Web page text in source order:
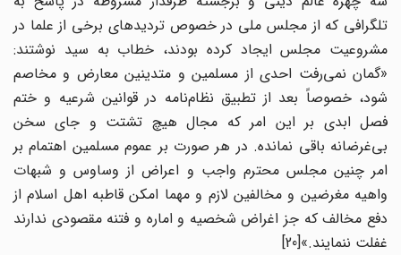
تلگرافی که از مجلس ملی در خصوص تردیدهای برخی از علما در
مشروعیت مجلس ایجاد کرده بودند، خطاب به سید نوشتند:
«گمان نمی‌رفت احدی از مسلمین و متدینین معارض و مخاصم
شود، خصوصاً بعد از تطبیق نظام‌نامه در قوانین شرعیه و ختم
فصل ابدی بر این امر که مجال هیچ تشتت و جای سخن
بی‌غرضانه باقی نمانده. در هر صورت بر عموم مسلمین اهتمام بر
امر چنین مجلس محترم واجب و اعراض از وساوس و شبهات
واهیه مغرضین و مخالفین لازم و مهما امکن قاطبه اهل اسلام از
دفع مخالف که جز اغراض شخصیه و اماره و فتنه مقصودی ندارند
غفلت ننمایند.»[20]